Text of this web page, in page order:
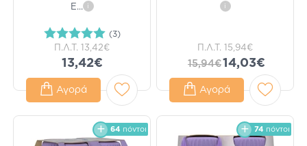
Ε... i
(3)
Π.Λ.Τ. 13,42€
13,42€
Αγορά
i
Π.Λ.Τ. 15,94€
15,94€14,03€
Αγορά
64 πόντοι 74 πόντοι